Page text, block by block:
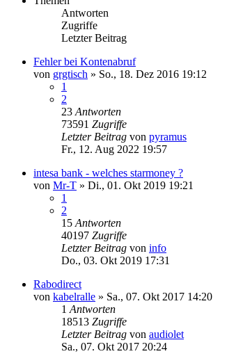
Antworten
Zugriffe
Letzter Beitrag
Fehler bei Kontenabruf
von grgtisch » So., 18. Dez 2016 19:12
1
2
23 Antworten
73591 Zugriffe
Letzter Beitrag von pyramus
Fr., 12. Aug 2022 19:57
intesa bank - welches starmoney ?
von Mr-T » Di., 01. Okt 2019 19:21
1
2
15 Antworten
40197 Zugriffe
Letzter Beitrag von info
Do., 03. Okt 2019 17:31
Rabodirect
von kabelralle » Sa., 07. Okt 2017 14:20
1 Antworten
18513 Zugriffe
Letzter Beitrag von audiolet
Sa., 07. Okt 2017 20:24